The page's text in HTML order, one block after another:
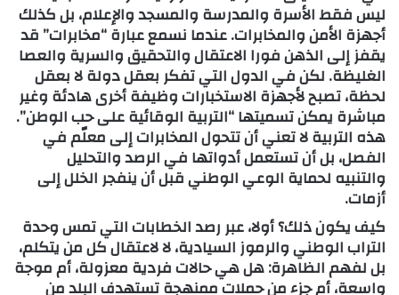
ليس فقط الأسرة والمدرسة والمسجد والإعلام، بل كذلك
أجهزة الأمن والمخابرات. عندما نسمع عبارة “مخابرات” قد
يقفز إلى الذهن فورا الاعتقال والتحقيق والسرية والعصا
الغليظة. لكن في الدول التي تفكر بعقل دولة لا بعقل
لحظة، تصبح لأجهزة الاستخبارات وظيفة أخرى هادئة وغير
مباشرة يمكن تسميتها “التربية الوقائية على حب الوطن”.
هذه التربية لا تعني أن تتحول المخابرات إلى معلّم في
الفصل، بل أن تستعمل أدواتها في الرصد والتحليل
والتنبيه لحماية الوعي الوطني قبل أن ينفجر الخلل إلى
أزمات.
كيف يكون ذلك؟ أولا، عبر رصد الخطابات التي تمس وحدة
التراب الوطني والرموز السيادية، لا لاعتقال كل من يتكلم،
بل لفهم الظاهرة: هل هي حالات فردية معزولة، أم موجة
واسعة، أم جزء من حملات ممنهجة تستهدف البلد من